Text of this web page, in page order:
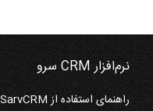
نرم‌افزار CRM سرو
راهنمای استفاده از SarvCRM